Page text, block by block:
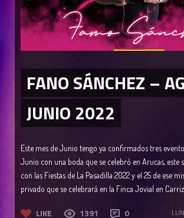
FANO SÁNCHEZ –
JUNIO 2022
Este mes de Junio tengo ya confirmados tres
Junio con una boda que se celebró en Arucas, este
con las Fiestas de La Pasadilla 2022 y el 25 de ese
privado que se celebrará en la Finca Jovial en
LIKE 1391 0